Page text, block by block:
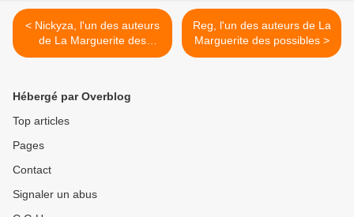
< Nickyza, l'un des auteurs
de La Marguerite des
possibles
Reg, l'un des auteurs de La
Marguerite des possibles >
Hébergé par Overblog
Top articles
Pages
Contact
Signaler un abus